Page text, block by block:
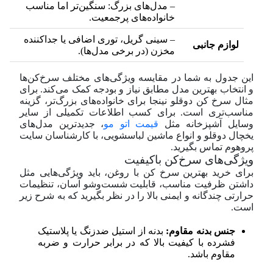
– مدل‌های بزرگ: سنگین‌تر اما مناسب
خانواده‌های پرجمعیت.
لوازم جانبی
– سینی گریل، توری اضافی یا جداکننده
مخزن (در برخی مدل‌ها).
این جدول به شما در مقایسه ویژگی‌های مختلف سرخ‌کن‌ها
و انتخاب بهترین مدل مطابق نیاز و بودجه کمک می‌کند. برای
مثال سرخ کن دوقلو نینجا برای خانواده‌های بزرگ‌تر، گزینه
مناسب‌تری است. برای کسب اطلاعات تکمیلی از سایر
وسایل آشپزخانه مثل قیمت اتو مو، جدیدترین مدل‌های
یخچال دوقلو و انواع ماشین لباسشویی، با کارشناسان سایت
پروهوم تماس بگیرید.
ویژگی‌های سرخ‌کن با‌کیفیت
برای خرید بهترین سرخ کن با روغن، باید ویژگی‌هایی مثل
داشتن ظرفیت مناسب، قابلیت شست‌وشو آسان، تنظیمات
حرارتی چندگانه و ایمنی بالا را در نظر بگیرید که به شرح زیر
است.
جنس بدنه مقاوم: بدنه از استیل ضدزنگ یا پلاستیک
فشرده با کیفیت بالا که در برابر حرارت و ضربه
مقاوم باشد.